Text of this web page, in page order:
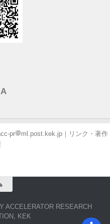
Reset
A
pr ml.post.kek.jp｜ リンク・著作
ACCELERATOR RESEARCH
KEK